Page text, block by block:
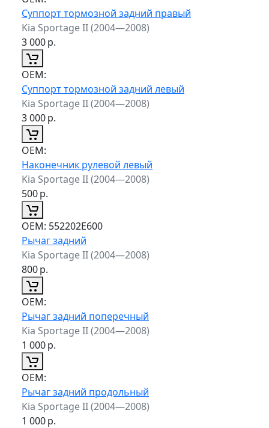
Суппорт тормозной задний правый
Kia Sportage II (2004—2008)
3 000р.
ОЕМ:
Суппорт тормозной задний левый
Kia Sportage II (2004—2008)
3 000р.
ОЕМ:
Наконечник рулевой левый
Kia Sportage II (2004—2008)
500р.
ОЕМ: 552202E600
Рычаг задний
Kia Sportage II (2004—2008)
800р.
ОЕМ:
Рычаг задний поперечный
Kia Sportage II (2004—2008)
1 000р.
ОЕМ:
Рычаг задний продольный
Kia Sportage II (2004—2008)
1 000р.